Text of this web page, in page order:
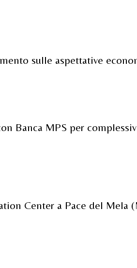
sulle aspettative
Banca MPS per
Center a Pace del Mela